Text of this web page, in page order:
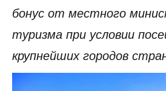
бонус от местного
туризма при условии
крупнейших городов